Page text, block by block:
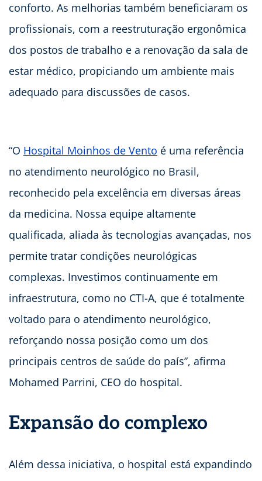
conforto. As melhorias também beneficiaram os
profissionais, com a reestruturação ergonômica
dos postos de trabalho e a renovação da sala de
estar médico, propiciando um ambiente mais
adequado para discussões de casos.
“O Hospital Moinhos de Vento é uma referência
no atendimento neurológico no Brasil,
reconhecido pela excelência em diversas áreas
da medicina. Nossa equipe altamente
qualificada, aliada às tecnologias avançadas, nos
permite tratar condições neurológicas
complexas. Investimos continuamente em
infraestrutura, como no CTI-A, que é totalmente
voltado para o atendimento neurológico,
reforçando nossa posição como um dos
principais centros de saúde do país”, afirma
Mohamed Parrini, CEO do hospital.
Expansão do complexo
Além dessa iniciativa, o hospital está expandindo